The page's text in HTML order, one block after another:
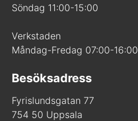
Söndag 11:00-15:00
Verkstaden
Måndag-Fredag 07:00-16:00
Besöksadress
Fyrislundsgatan 77
754 50 Uppsala